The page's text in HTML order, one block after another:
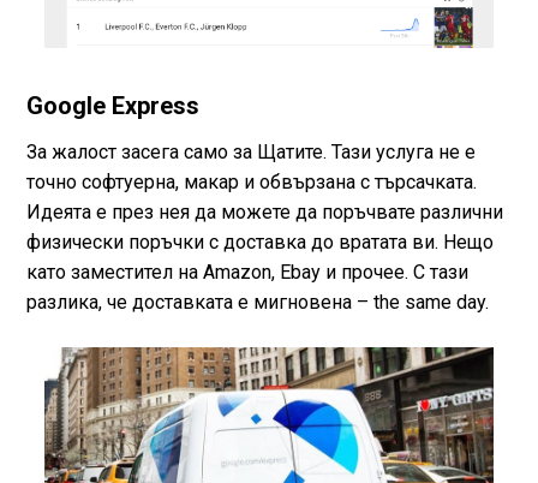
Google Express
За жалост засега само за Щатите. Тази услуга не е
точно софтуерна, макар и обвързана с търсачката.
Идеята е през нея да можете да поръчвате различни
физически поръчки с доставка до вратата ви. Нещо
като заместител на Amazon, Ebay и прочее. С тази
разлика, че доставката е мигновена – the same day.